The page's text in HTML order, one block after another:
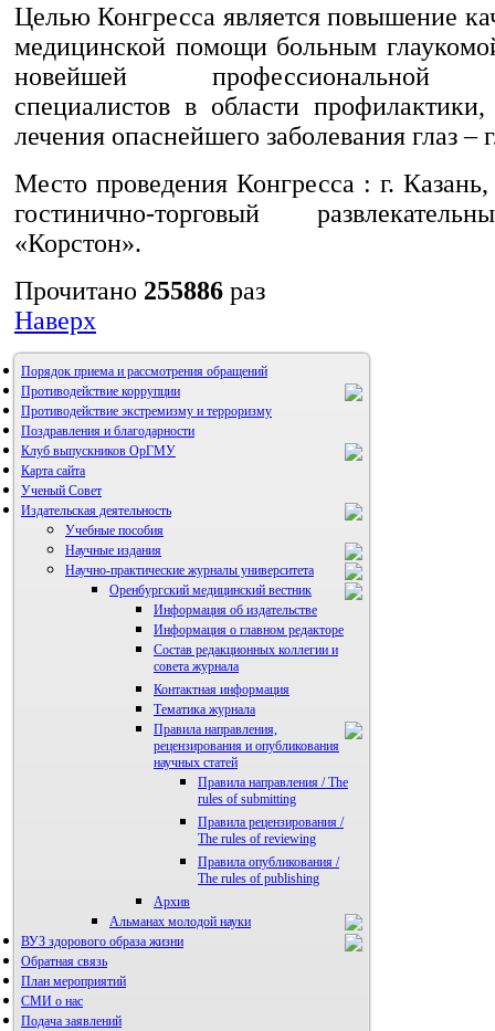
Целью Конгресса является повышение
медицинской помощи больным
новейшей профессиональной
специалистов в области
лечения опаснейшего заболевания глаз –
Место проведения Конгресса : г.
гостинично-торговый
«Корстон».
Прочитано 255886 раз
Наверх
Порядок приема и рассмотрения обращений
Противодействие коррупции
Противодействие экстремизму и терроризму
Поздравления и благодарности
Клуб выпускников ОрГМУ
Карта сайта
Ученый Совет
Издательская деятельность
Учебные пособия
Научные издания
Научно-практические журналы университета
Оренбургский медицинский вестник
Информация об издательстве
Информация о главном редакторе
Состав редакционных коллегии и
совета журнала
Контактная информация
Тематика журнала
Правила направления,
рецензирования и опубликования
научных статей
Правила направления / The
rules of submitting
Правила рецензирования /
The rules of reviewing
Правила опубликования /
The rules of publishing
Архив
Альманах молодой науки
Редакция журнала
ВУЗ здорового образа жизни
Обратная связь
План мероприятий
СМИ о нас
Подача заявлений